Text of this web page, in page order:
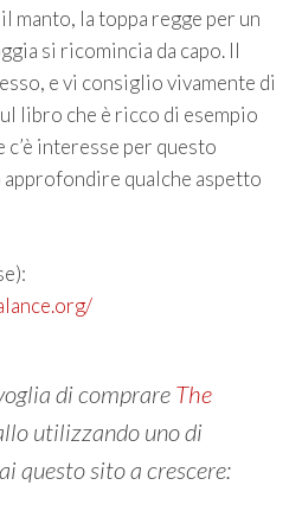
manto, la toppa regge per un
si ricomincia da capo. Il
e vi consiglio vivamente di
libro che è ricco di esempio
interesse per questo
approfondire qualche aspetto
di comprare The
utilizzando uno di
questo sito a crescere: